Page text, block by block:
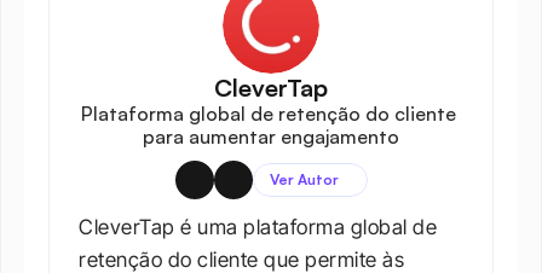
CleverTap
Plataforma global de retenção do cliente
para aumentar engajamento
Ver Autor
CleverTap é uma plataforma global de
retenção do cliente que permite às